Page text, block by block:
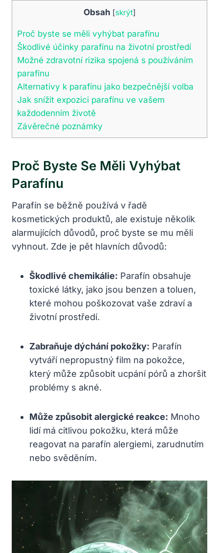
Obsah [skrýt]
Proč byste se měli vyhýbat parafínu
Škodlivé účinky parafínu na životní prostředí
Možné zdravotní rizika spojená s používáním
parafínu
Alternativy k parafínu jako bezpečnější volba
Jak snížit expozici parafínu ve vašem
každodenním životě
Závěrečné poznámky
Proč Byste Se Měli Vyhýbat
Parafínu
Parafín se běžně používá v řadě
kosmetických produktů, ale existuje několik
alarmujících důvodů, proč byste se mu měli
vyhnout. Zde je pět hlavních důvodů:
Škodlivé chemikálie: Parafín obsahuje
toxické látky, jako jsou benzen a toluen,
které mohou poškozovat vaše zdraví a
životní prostředí.
Zabraňuje dýchání pokožky: Parafín
vytváří nepropustný film na pokožce,
který může způsobit ucpání pórů a zhoršit
problémy s akné.
Může způsobit alergické reakce: Mnoho
lidí má citlivou pokožku, která může
reagovat na parafín alergiemi, zarudnutím
nebo svěděním.